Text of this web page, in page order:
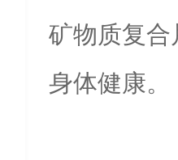
矿物质复
身体健康。